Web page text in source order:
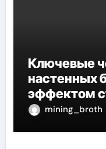
Ключевые
настенных
эффектом
mining_broth